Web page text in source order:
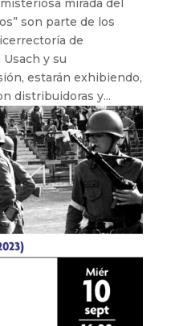
mirada del
son parte de los
de
y su
estarán exhibiendo,
distribuidoras y...